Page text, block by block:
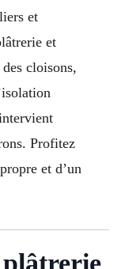
et
et
cloisons,
Profitez
et d’un
plâtrerie